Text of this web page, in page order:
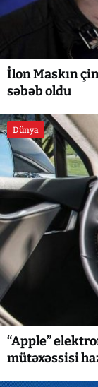
İlon Maskın
səbəb oldu
Dünya
“Apple”
mütəxəssisi